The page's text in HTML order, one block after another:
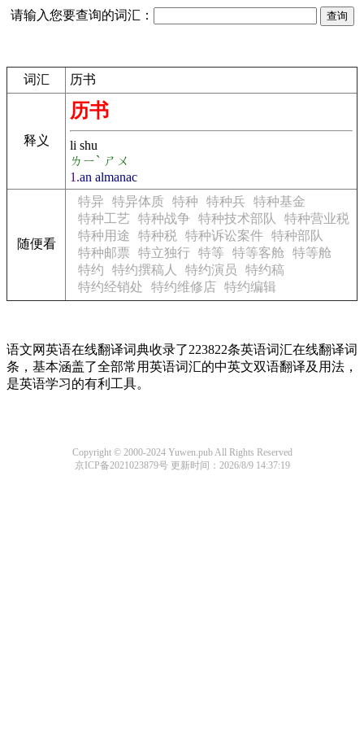
请输入您要查询的词汇：
词汇 历书
释义
历书
li shu
ㄌㄧˋ ㄕㄨ
1.an almanac
随便看
特异 特异体质 特种 特种兵 特种基金
特种工艺 特种战争 特种技术部队
特种营业税
特种用途
特种税 特种诉讼案件 特种部队
特种邮票
特立独行 特等 特等客舱
特等舱
特约
特约撰稿人 特约演员
特约稿
特约经销处
特约维修店 特约编辑
语文网英语在线翻译词典收录了223822条英语词汇在线翻译词
条，基本涵盖了全部常用英语词汇的中英文双语翻译及用法，
是英语学习的有利工具。
Copyright © 2000-2024 Yuwen.pub All Rights Reserved
京ICP备2021023879号更新时间：2026/8/9 14:37:19